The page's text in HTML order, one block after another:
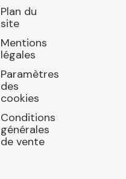
Plan du
site
Mentions
légales
Paramètres
des
cookies
Conditions
générales
de vente